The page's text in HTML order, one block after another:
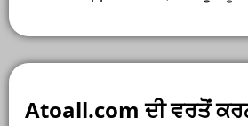
Atoall.com ਦੀ ਵਰਤੋਂ